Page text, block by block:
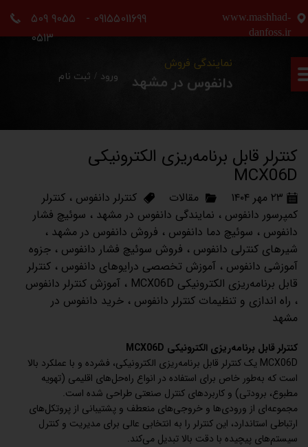
www.mashhad-
danfoss.ir
09155011699 - 9055 509
0513
نمایندگی فروش
ورود / ثبت نام
حساب کاربری من
تغییر گذر واژه
سفارشات
دانفوس در مشهد
کنترلر قابل برنامه‌ریزی الکترونیکی
MCX06D
۲۳ مهر ۱۴۰۴ مقالات کنترلر دانفوس ، کنترلر
کمپرسور دانفوس ، نمایندگی دانفوس در مشهد ، سوئیچ فشار
دانفوس ، سوئیچ دما دانفوس ، فروش دانفوس در مشهد ،
شیرهای کنترلی دانفوس ، فروش سوئیچ فشار دانفوس ، جزوه
آموزشی دانفوس ، آموزش تخصصی درایوهای دانفوس ، کنترلر
قابل برنامه‌ریزی الکترونیکی MCX06D
، آموزش کنترلر دانفوس
، راه اندازی و تنظیمات کنترلر دانفوس ، خرید دانفوس در
مشهد
کنترلر قابل برنامه‌ریزی الکترونیکی MCX06D
MCX06D یک کنترلر قابل برنامه‌ریزی الکترونیکی، فشرده و با عملکرد بالا
است که به‌طور خاص برای استفاده در انواع راه‌حل‌های اقلیمی (تهویه
مطبوع، برودتی) و کاربردهای کنترل صنعتی طراحی شده است.
مجموعه‌ای از ورودی‌ها و خروجی‌های منعطف و پشتیبانی از پروتکل‌های
ارتباطی استاندارد، این کنترلر را به انتخابی عالی برای مدیریت و کنترل
سیستم‌های پیچیده با دقت بالا تبدیل می‌کند.